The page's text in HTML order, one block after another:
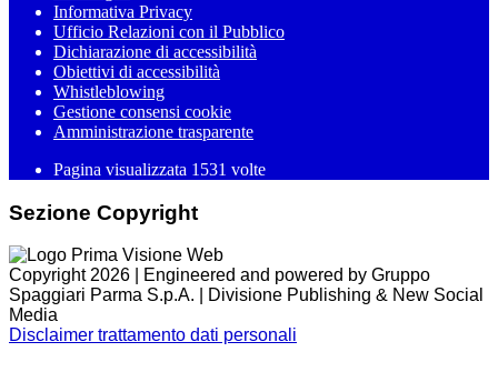
Informativa Privacy
Ufficio Relazioni con il Pubblico
Dichiarazione di accessibilità
Obiettivi di accessibilità
Whistleblowing
Gestione consensi cookie
Amministrazione trasparente
Pagina visualizzata 1531 volte
Sezione Copyright
Copyright 2026 | Engineered and powered by Gruppo
Spaggiari Parma S.p.A. | Divisione Publishing & New Social
Media
Disclaimer trattamento dati personali